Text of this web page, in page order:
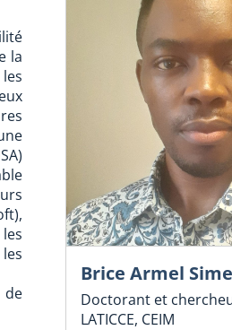
la
Brice Armel
Doctorant et
LATICCE, CEIM